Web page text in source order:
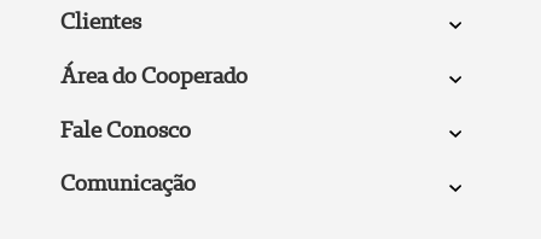
Clientes
Área do Cooperado
Fale Conosco
Comunicação